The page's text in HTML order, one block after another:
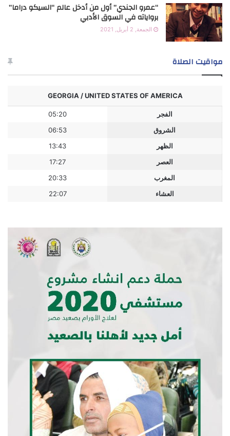
“عمرو الجندي” أول من أدخل عالم “السيكو دراما”
برواياته في السوق الأدبي
الجمعة, 2 أبريل, 2021
مواقيت الصلاة
GEORGIA / UNITED STATES OF AMERICA
الفجر
05:20
الشروق
06:53
الظهر
13:43
العصر
17:27
المغرب
20:33
العشاء
22:07